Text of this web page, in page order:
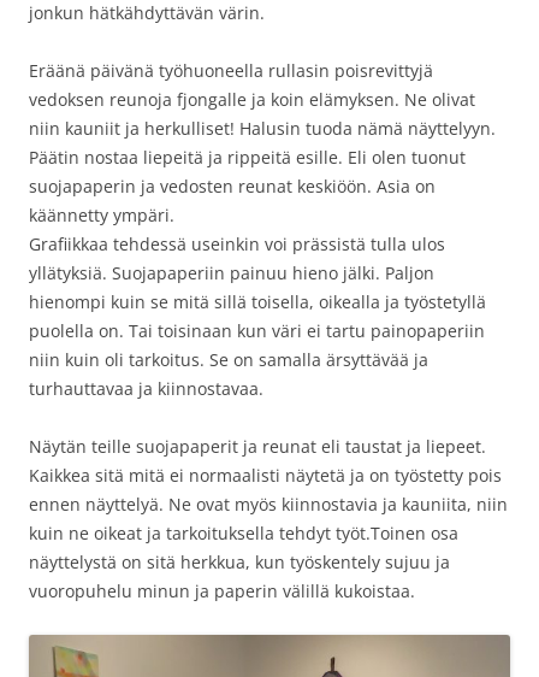
jonkun hätkähdyttävän värin.
Eräänä päivänä työhuoneella rullasin poisrevittyjä
vedoksen reunoja fjongalle ja koin elämyksen. Ne olivat
niin kauniit ja herkulliset! Halusin tuoda nämä näyttelyyn.
Päätin nostaa liepeitä ja rippeitä esille. Eli olen tuonut
suojapaperin ja vedosten reunat keskiöön. Asia on
käännetty ympäri.
Grafiikkaa tehdessä useinkin voi prässistä tulla ulos
yllätyksiä. Suojapaperiin painuu hieno jälki. Paljon
hienompi kuin se mitä sillä toisella, oikealla ja työstetyllä
puolella on. Tai toisinaan kun väri ei tartu painopaperiin
niin kuin oli tarkoitus. Se on samalla ärsyttävää ja
turhauttavaa ja kiinnostavaa.
Näytän teille suojapaperit ja reunat eli taustat ja liepeet.
Kaikkea sitä mitä ei normaalisti näytetä ja on työstetty pois
ennen näyttelyä. Ne ovat myös kiinnostavia ja kauniita, niin
kuin ne oikeat ja tarkoituksella tehdyt työt.Toinen osa
näyttelystä on sitä herkkua, kun työskentely sujuu ja
vuoropuhelu minun ja paperin välillä kukoistaa.